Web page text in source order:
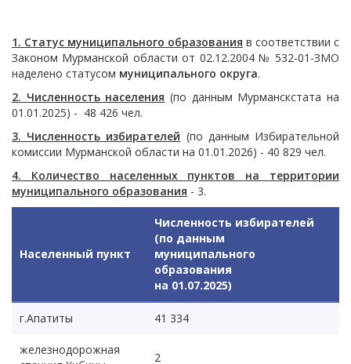
1. Статус муниципального образования в соответствии с
Законом Мурманской области от 02.12.2004 № 532-01-ЗМО
наделено статусом муниципального округа.
2. Численность населения (по данным Мурманскстата на
01.01.2025) - 48 426 чел.
3. Численность избирателей (по данным Избирательной
комиссии Мурманской области на 01.01.2026) - 40 829 чел.
4. Количество населенных пунктов на территории
муниципального образования - 3.
Населенный пункт
Численность избирателей
(по данным
муниципального
образования
на 01.07.2025)
г.Апатиты 41 334
железнодорожная
2